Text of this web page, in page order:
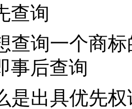
询
查询一个商
后查询
是出具优先